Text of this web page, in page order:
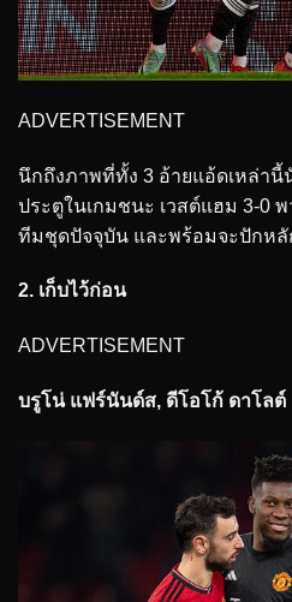
ADVERTISEMENT
นึกถึงภาพที่ทั้ง 3 อ้ายแอ้ดเหล่า
ประตูในเกมชนะ เวสต์แฮม 3-0
ทีมชุดปัจจุบัน และพร้อมจะปักหลั
2. เก็บไว้ก่อน
ADVERTISEMENT
บรูโน่ แฟร์นันด์ส, ดีโอโก้ ดาโลต์